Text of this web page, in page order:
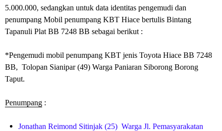
5.000.000, sedangkan untuk data identitas pengemudi dan
penumpang Mobil penumpang KBT Hiace bertulis Bintang
Tapanuli Plat BB 7248 BB sebagai berikut :
*Pengemudi mobil penumpang KBT jenis Toyota Hiace BB 7248
BB, Tolopan Sianipar (49) Warga Paniaran Siborong Borong
Taput.
Penumpang :
Jonathan Reimond Sitinjak (25) Warga Jl. Pemasyarakatan